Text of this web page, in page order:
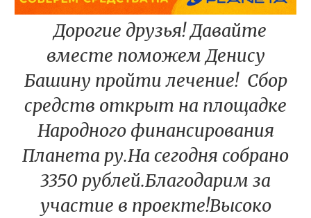
Дорогие друзья! Давайте
вместе поможем Денису
Башину пройти лечение! Сбор
средств открыт на площадке
Народного финансирования
Планета ру.На сегодня собрано
3350 рублей.Благодарим за
участие в проекте!Высоко